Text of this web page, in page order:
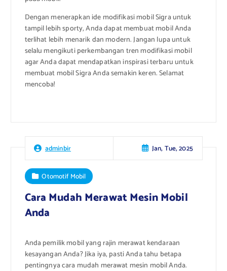
Dengan menerapkan ide modifikasi mobil Sigra untuk
tampil lebih sporty, Anda dapat membuat mobil Anda
terlihat lebih menarik dan modern. Jangan lupa untuk
selalu mengikuti perkembangan tren modifikasi mobil
agar Anda dapat mendapatkan inspirasi terbaru untuk
membuat mobil Sigra Anda semakin keren. Selamat
mencoba!
adminbir Jan, Tue, 2025
Otomotif Mobil
Cara Mudah Merawat Mesin Mobil
Anda
Anda pemilik mobil yang rajin merawat kendaraan
kesayangan Anda? Jika iya, pasti Anda tahu betapa
pentingnya cara mudah merawat mesin mobil Anda.